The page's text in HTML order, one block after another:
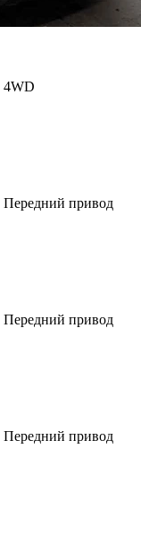
4WD
Передний привод
Передний привод
Передний привод